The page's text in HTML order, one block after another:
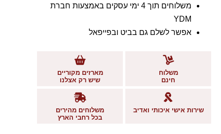
משלוחים תוך 4 ימי עסקים באמצעות חברת
YDM
אפשר לשלם גם בביט ובפייפאל
משלוח
חינם
מארזים מקוריים
שיש רק אצלנו
שירות אישי איכותי ואדיב
משלוחים מהירים
בכל רחבי הארץ